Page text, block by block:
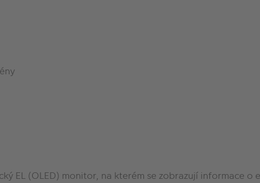
EL (OLED) monitor, na kterém se zobrazují informace o